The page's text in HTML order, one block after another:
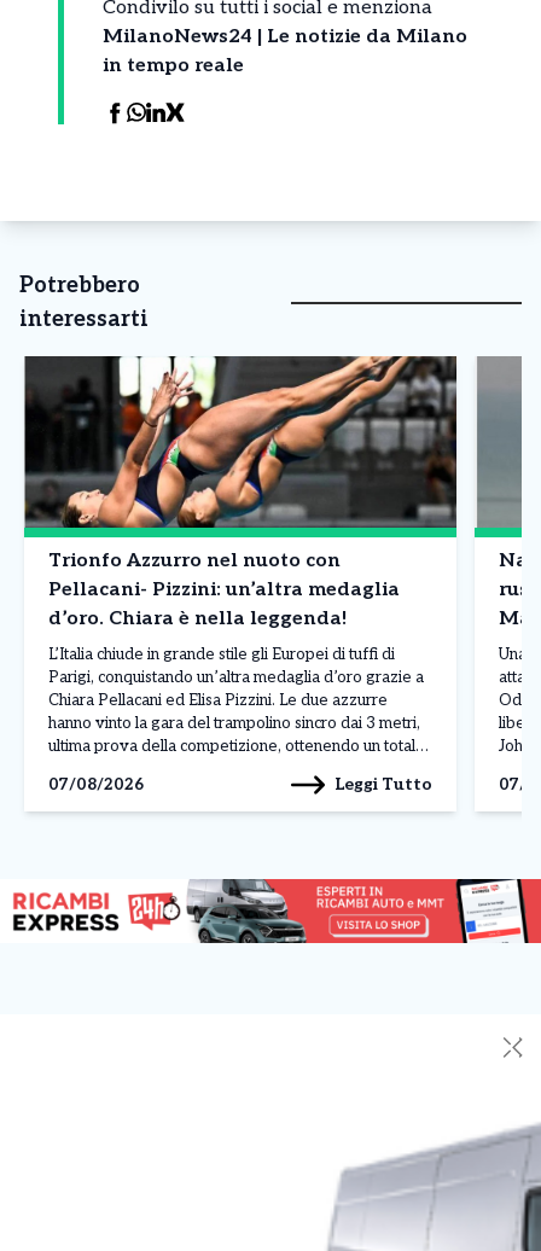
Condivilo su tutti i social e menziona
MilanoNews24 | Le notizie da Milano
in tempo reale
Potrebbero
interessarti
Trionfo Azzurro nel nuoto con
Pellacani- Pizzini: un’altra medaglia
d’oro. Chiara è nella leggenda!
L’Italia chiude in grande stile gli Europei di tuffi di
Parigi, conquistando un’altra medaglia d’oro grazie a
Chiara Pellacani ed Elisa Pizzini. Le due azzurre
hanno vinto la gara del trampolino sincro dai 3 metri,
ultima prova della competizione, ottenendo un totale
ucraine Ksenila Bochek […]
07/08/2026 Leggi Tutto
Una
07/
✕